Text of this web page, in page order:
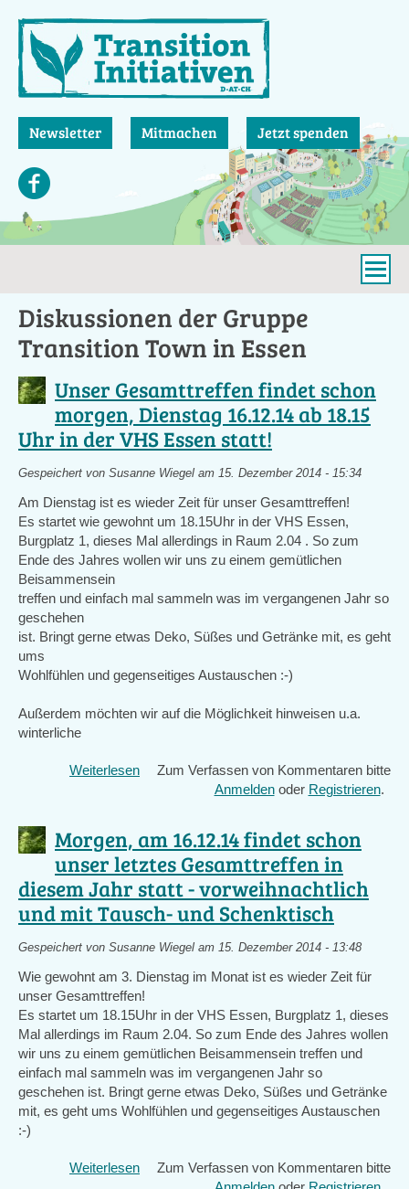
zum
Inhalt
Newsletter Mitmachen Jetzt spenden
Diskussionen der Gruppe
Transition Town in Essen
Unser Gesamttreffen findet schon
morgen, Dienstag 16.12.14 ab 18.15
Uhr in der VHS Essen statt!
Gespeichert von Susanne Wiegel am 15. Dezember 2014 - 15:34
Am Dienstag ist es wieder Zeit für unser Gesamttreffen!
Es startet wie gewohnt um 18.15Uhr in der VHS Essen,
Burgplatz 1, dieses Mal allerdings in Raum 2.04 . So zum
Ende des Jahres wollen wir uns zu einem gemütlichen
Beisammensein
treffen und einfach mal sammeln was im vergangenen Jahr so
geschehen
ist. Bringt gerne etwas Deko, Süßes und Getränke mit, es geht
ums
Wohlfühlen und gegenseitiges Austauschen :-)
Außerdem möchten wir auf die Möglichkeit hinweisen u.a.
winterliche
Weiterlesen über
schon
morgen,
Dienstag
16.12.14
ab
18.15
in
der
VHS
Essen
statt!
Zum Verfassen von Kommentaren bitte
Anmeldenoder Registrieren.
Morgen, am 16.12.14 findet schon
unser letztes Gesamttreffen in
diesem Jahr statt - vorweihnachtlich
und mit Tausch- und Schenktisch
Gespeichert von Susanne Wiegel am 15. Dezember 2014 - 13:48
Wie gewohnt am 3. Dienstag im Monat ist es wieder Zeit für
unser Gesamttreffen!
Es startet um 18.15Uhr in der VHS Essen, Burgplatz 1, dieses
Mal allerdings im Raum 2.04. So zum Ende des Jahres wollen
wir uns zu einem gemütlichen Beisammensein treffen und
einfach mal sammeln was im vergangenen Jahr so
geschehen ist. Bringt gerne etwas Deko, Süßes und Getränke
mit, es geht ums Wohlfühlen und gegenseitiges Austauschen
:-)
Weiterlesen überZum Verfassen von Kommentaren bitte